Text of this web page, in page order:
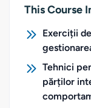
This Course
Exerciții
Tehnici
părților